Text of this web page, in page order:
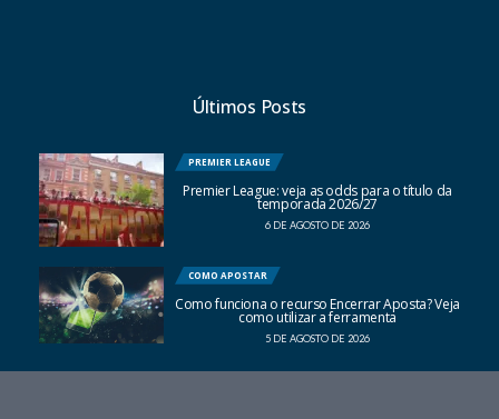
Últimos Posts
PREMIER LEAGUE
Premier League: veja as odds para o título da
temporada 2026/27
6 DE AGOSTO DE 2026
COMO APOSTAR
Como funciona o recurso Encerrar Aposta? Veja
como utilizar a ferramenta
5 DE AGOSTO DE 2026